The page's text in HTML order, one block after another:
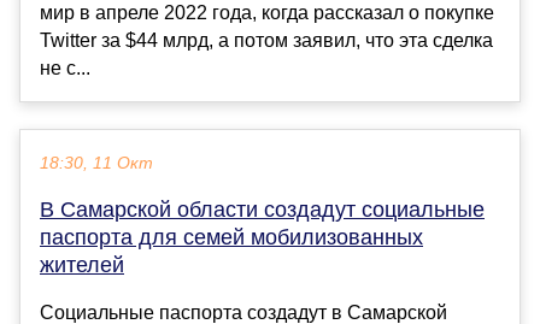
мир в апреле 2022 года, когда рассказал о покупке
Twitter за $44 млрд, а потом заявил, что эта сделка
не с...
18:30, 11 Окт
В Самарской области создадут социальные
паспорта для семей мобилизованных
жителей
Социальные паспорта создадут в Самарской